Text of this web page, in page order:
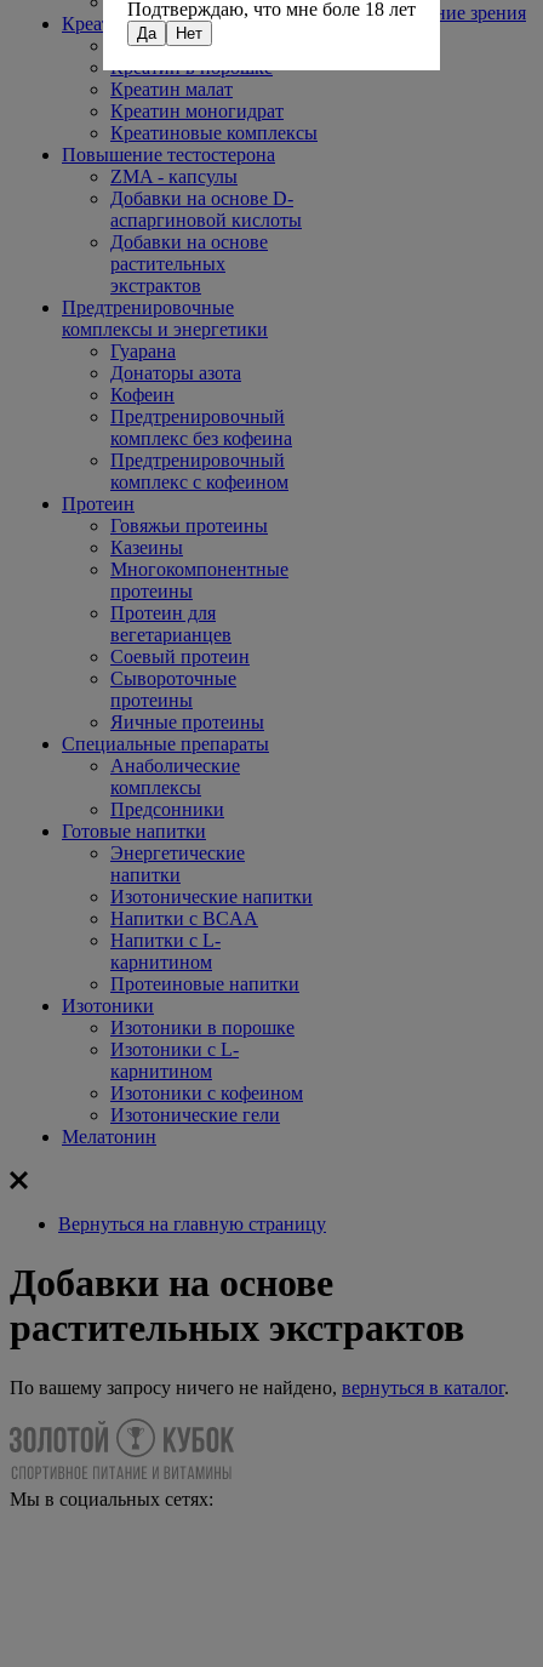
Креатин
Креатин в капсулах
Креатин в порошке
Креатин малат
Креатин моногидрат
Креатиновые комплексы
Повышение тестостерона
ZMA - капсулы
Добавки на основе D-
аспаргиновой кислоты
Добавки на основе
растительных
экстрактов
Предтренировочные
комплексы и энергетики
Гуарана
Донаторы азота
Кофеин
Предтренировочный
комплекс без кофеина
Предтренировочный
комплекс с кофеином
Протеин
Говяжьи протеины
Казеины
Многокомпонентные
протеины
Протеин для
вегетарианцев
Соевый протеин
Сывороточные
протеины
Яичные протеины
Специальные препараты
Анаболические
комплексы
Предсонники
Готовые напитки
Энергетические
напитки
Изотонические напитки
Напитки с BCAA
Напитки с L-
карнитином
Протеиновые напитки
Изотоники
Изотоники в порошке
Изотоники с L-
карнитином
Изотоники с кофеином
Изотонические гели
Мелатонин
Улучшение зрения
Вернуться на главную страницу
Добавки на основе
растительных экстрактов
По вашему запросу ничего не найдено, вернуться в каталог.
Мы в социальных сетях:
Подтверждаю, что мне боле 18 лет
Да Нет